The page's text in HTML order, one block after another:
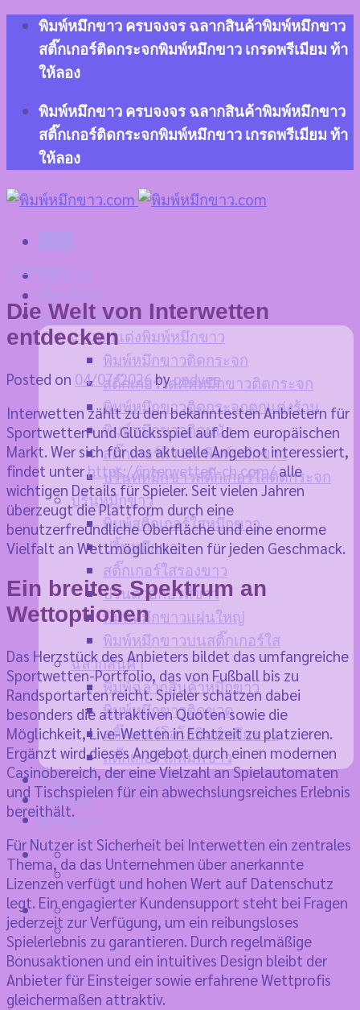
Skip
content
พิมพ์หมึกขาว ครบจงจร ฉลากสินค้าพิมพ์หมึกขาว
สติ๊กเกอร์ติดกระจกพิมพ์หมึกขาว เกรดพรีเมียม ท้า
ให้ลอง
พิมพ์หมึกขาว ครบจงจร ฉลากสินค้าพิมพ์หมึกขาว
สติ๊กเกอร์ติดกระจกพิมพ์หมึกขาว เกรดพรีเมียม ท้า
ให้ลอง
บริการของเรา
งานตกแต่งพิมพ์หมึกขาว
พิมพ์หมึกขาวติดกระจก
สติ๊กเกอร์ไดคัทหมึกขาวติดกระจก
พิมพ์หมึกขาวติดกระจกตกแต่งร้าน
พิมพ์หมึกขาวติดผนัง
สติ๊กเกอร์ฝ้า 3M พิมพ์หมึกขาว
ปริ้นท์หมึกขาวสติ๊กเกอร์ใสติดกระจก
ปริ้นหมึกขาว
พิมพ์สติ๊กเกอร์ใสหมึกขาว
ปริ้นหมึกขาว
สติ๊กเกอร์ใสรองขาว
ปริ้นตัวอักษรสีขาว
พิมพ์หมึกขาวแผ่นใหญ่
พิมพ์หมึกขาวบนสติ๊กเกอร์ใส
ฉลากสินค้า
พิมพ์ฉลากสินค้าหมึกขาว
พิมพ์หมึกขาวติดขวด
สติ๊กเกอร์โลโก้พิมพ์หมึกขาว
สติ๊กเกอร์ใสพิมพ์ขาว
ขั้นตอนสั่งพิมพ์หมึกขาว
บทความ
ติดต่อเรา
Die Welt von Interwetten
entdecken
Posted on 04/07/2026bypadvee
Interwetten zählt zu den bekanntesten Anbietern für
Sportwetten und Glücksspiel auf dem europäischen
Markt. Wer sich für das aktuelle Angebot interessiert,
findet unterhttps://interwetten-ch.com/alle
wichtigen Details für Spieler. Seit vielen Jahren
überzeugt die Plattform durch eine
benutzerfreundliche Oberfläche und eine enorme
Vielfalt an Wettmöglichkeiten für jeden Geschmack.
Ein breites Spektrum an
Wettoptionen
Das Herzstück des Anbieters bildet das umfangreiche
Sportwetten-Portfolio, das von Fußball bis zu
Randsportarten reicht. Spieler schätzen dabei
besonders die attraktiven Quoten sowie die
Möglichkeit, Live-Wetten in Echtzeit zu platzieren.
Ergänzt wird dieses Angebot durch einen modernen
Casinobereich, der eine Vielzahl an Spielautomaten
und Tischspielen für ein abwechslungsreiches Erlebnis
bereithält.
Für Nutzer ist Sicherheit bei Interwetten ein zentrales
Thema, da das Unternehmen über anerkannte
Lizenzen verfügt und hohen Wert auf Datenschutz
legt. Ein engagierter Kundensupport steht bei Fragen
jederzeit zur Verfügung, um ein reibungsloses
Spielerlebnis zu garantieren. Durch regelmäßige
Bonusaktionen und ein intuitives Design bleibt der
Anbieter für Einsteiger sowie erfahrene Wettprofis
gleichermaßen attraktiv.